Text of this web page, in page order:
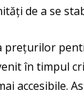
de a se
prețurilor
în timpul
accesibile.